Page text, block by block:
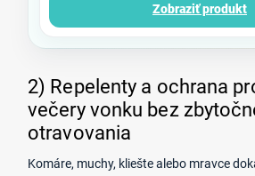
Zobraziť produkt
2) Repelenty a ochrana
večery vonku bez
otravovania
Komáre, muchy, kliešte alebo mravce